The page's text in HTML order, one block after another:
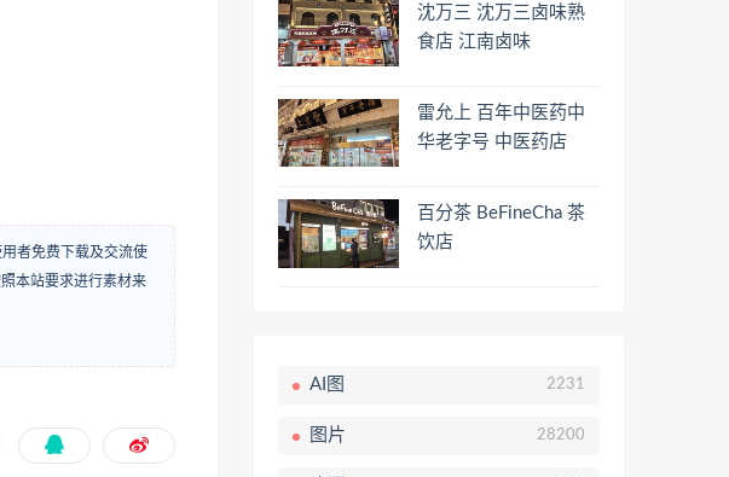
者免费下载及交流使
本站要求进行素材来
沈万三 沈万三卤味熟
食店 江南卤味
雷允上 百年中医药中
华老字号 中医药店
百分茶 BeFineCha 茶
饮店
AI图 2231
图片 28200